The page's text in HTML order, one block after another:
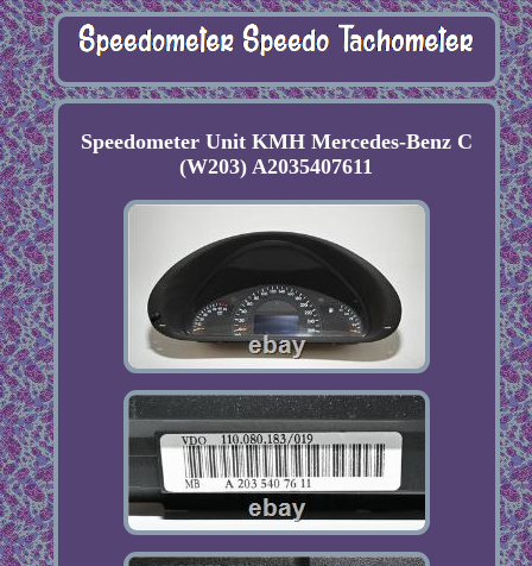
Speedometer Unit KMH Mercedes-Benz C
(W203) A2035407611